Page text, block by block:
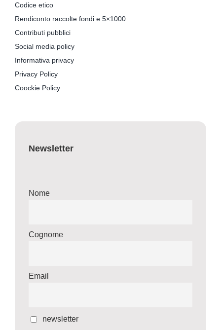
Codice etico
Rendiconto raccolte fondi e 5×1000
Contributi pubblici
Social media policy
Informativa privacy
Privacy Policy
Coockie Policy
Newsletter
Nome
Cognome
Email
newsletter